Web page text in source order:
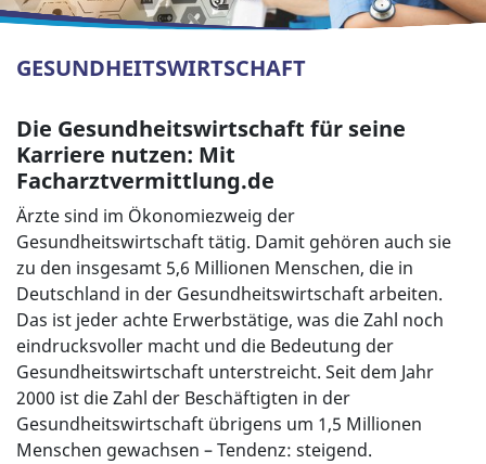
GESUNDHEITSWIRTSCHAFT
Die Gesundheitswirtschaft für seine
Karriere nutzen: Mit
Facharztvermittlung.de
Ärzte sind im Ökonomiezweig der
Gesundheitswirtschaft tätig. Damit gehören auch sie
zu den insgesamt 5,6 Millionen Menschen, die in
Deutschland in der Gesundheitswirtschaft arbeiten.
Das ist jeder achte Erwerbstätige, was die Zahl noch
eindrucksvoller macht und die Bedeutung der
Gesundheitswirtschaft unterstreicht. Seit dem Jahr
2000 ist die Zahl der Beschäftigten in der
Gesundheitswirtschaft übrigens um 1,5 Millionen
Menschen gewachsen – Tendenz: steigend.